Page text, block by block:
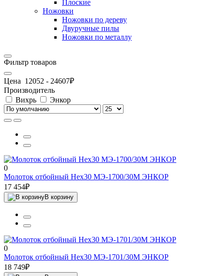
Плоские
Ножовки
Ножовки по дереву
Двуручные пилы
Ножовки по металлу
Фильтр товаров
Цена 12052 - 24607₽
Производитель
Вихрь
Энкор
0
Молоток отбойный Hex30 МЭ-1700/30М ЭНКОР
17 454₽
В корзину
0
Молоток отбойный Hex30 МЭ-1701/30М ЭНКОР
18 749₽